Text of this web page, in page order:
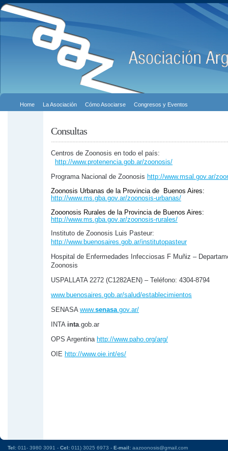
Home La Asociación Cómo Asociarse Congresos y Eventos
Consultas
Centros de Zoonosis en todo el país:
http://www.protenencia.gob.ar/zoonosis/
Programa Nacional de Zoonosis http://www.msal.gov.ar/
Zoonosis Urbanas de la Provincia de Buenos Aires:
http://www.ms.gba.gov.ar/zoonosis-urbanas/
Zooonosis Rurales de la Provincia de Buenos Aires:
http://www.ms.gba.gov.ar/zoonosis-rurales/
Instituto de Zoonosis Luis Pasteur:
http://www.buenosaires.gob.ar/institutopasteur
Hospital de Enfermedades Infecciosas F Muñiz –
Zoonosis
USPALLATA 2272 (C1282AEN) – Teléfono: 4304-8794
www.buenosaires.gob.ar/salud/establecimientos
SENASA www.senasa .gov.ar/
INTA inta .gob.ar
OPS Argentina http://www.paho.org/arg/
OIE http://www.oie.int/es/
Tel: 011- 3980 3091 - Cel: 011) 3025 6973 - E-mail: aazoonosis@gmail.com